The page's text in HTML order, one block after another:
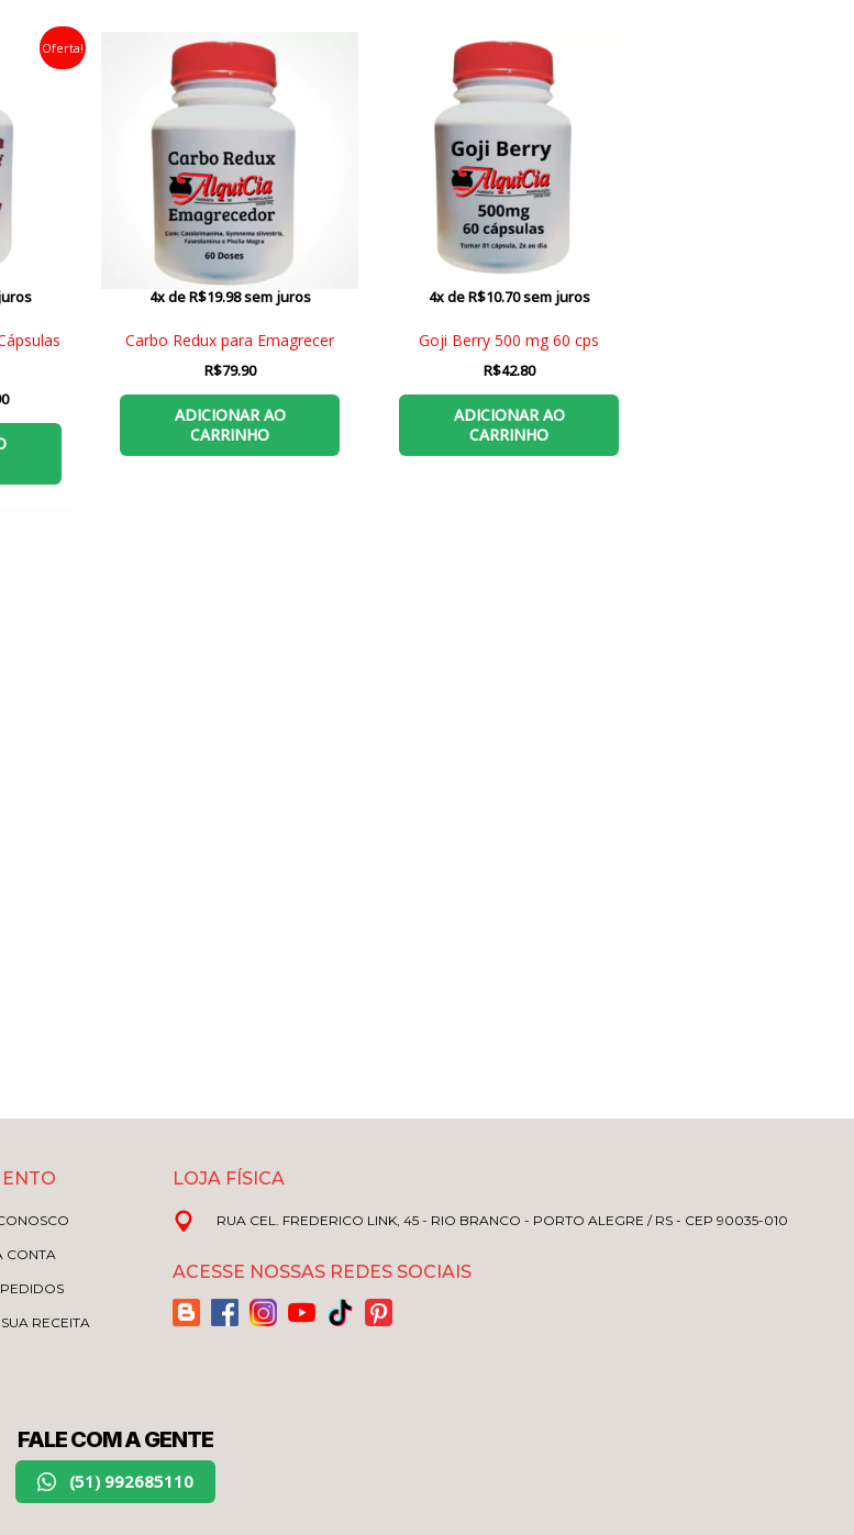
Oferta!
O
4x deR$19.98sem juros
Carbo Redux para Emagrecer
R$79.90
ADICIONAR AO
CARRINHO
4x deR$10.70 sem juros
Goji Berry 500 mg 60 cps
R$42.80
ADICIONAR AO
CARRINHO
CONTA
RECEITA
LOJA FÍSICA
RUA CEL. FREDERICO LINK, 45 - RIO BRANCO - PORTO ALEGRE / RS - CEP 90035-010
ACESSE NOSSAS REDES SOCIAIS
FALE COM A GENTE
(51) 992685110